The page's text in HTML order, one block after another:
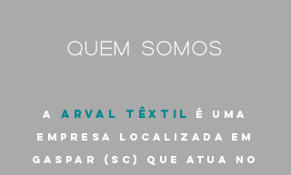
QUEM SOMOS
A Arval Têxtil
é uma
empresa localizada em
Gaspar (SC) que atua no